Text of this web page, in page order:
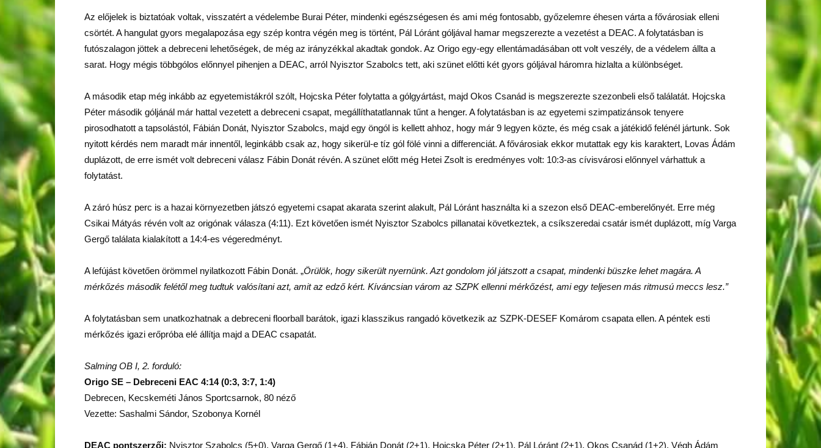
Az előjelek is biztatóak voltak, visszatért a védelembe Burai Péter, mindenki egészségesen és ami még fontosabb, győzelemre éhesen várta a fővárosiak elleni
csörtét. A hangulat gyors megalapozása egy szép kontra végén meg is történt, Pál Lóránt góljával hamar megszerezte a vezetést a DEAC. A folytatásban is
futószalagon jöttek a debreceni lehetőségek, de még az irányzékkal akadtak gondok. Az Origo egy-egy ellentámadásában ott volt veszély, de a védelem állta a
sarat. Hogy mégis többgólos előnnyel pihenjen a DEAC, arról Nyisztor Szabolcs tett, aki szünet előtti két gyors góljával háromra hizlalta a különbséget.
A második etap még inkább az egyetemistákról szólt, Hojcska Péter folytatta a gólgyártást, majd Okos Csanád is megszerezte szezonbeli első találatát. Hojcska
Péter második góljánál már hattal vezetett a debreceni csapat, megállíthatatlannak tűnt a henger. A folytatásban is az egyetemi szimpatizánsok tenyere
pirosodhatott a tapsolástól, Fábián Donát, Nyisztor Szabolcs, majd egy öngól is kellett ahhoz, hogy már 9 legyen közte, és még csak a játékidő felénél jártunk. Sok
nyitott kérdés nem maradt már innentől, leginkább csak az, hogy sikerül-e tíz gól fölé vinni a differenciát. A fővárosiak ekkor mutattak egy kis karaktert, Lovas Ádám
duplázott, de erre ismét volt debreceni válasz Fábin Donát révén. A szünet előtt még Hetei Zsolt is eredményes volt: 10:3-as cívisvárosi előnnyel várhattuk a
folytatást.
A záró húsz perc is a hazai környezetben játszó egyetemi csapat akarata szerint alakult, Pál Lóránt használta ki a szezon első DEAC-emberelőnyét. Erre még
Csikai Mátyás révén volt az origónak válasza (4:11). Ezt követően ismét Nyisztor Szabolcs pillanatai következtek, a csíkszeredai csatár ismét duplázott, míg Varga
Gergő találata kialakított a 14:4-es végeredményt.
A lefújást követően örömmel nyilatkozott Fábin Donát. „Örülök, hogy sikerült nyernünk. Azt gondolom jól játszott a csapat, mindenki büszke lehet magára. A
mérkőzés második felétől meg tudtuk valósítani azt, amit az edző kért. Kíváncsian várom az SZPK ellenni mérkőzést, ami egy teljesen más ritmusú meccs lesz.”
A folytatásban sem unatkozhatnak a debreceni floorball barátok, igazi klasszikus rangadó következik az SZPK-DESEF Komárom csapata ellen. A péntek esti
mérkőzés igazi erőpróba elé állítja majd a DEAC csapatát.
Salming OB I, 2. forduló:
Origo SE – Debreceni EAC 4:14 (0:3, 3:7, 1:4)
Debrecen, Kecskeméti János Sportcsarnok, 80 néző
Vezette: Sashalmi Sándor, Szobonya Kornél
DEAC pontszerzői: Nyisztor Szabolcs (5+0), Varga Gergő (1+4), Fábián Donát (2+1), Hojcska Péter (2+1), Pál Lóránt (2+1), Okos Csanád (1+2), Végh Ádám